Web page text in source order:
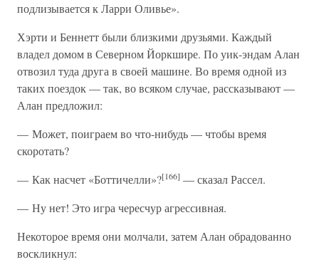
подлизывается к Ларри Оливье».
Хэрти и Беннетт были близкими друзьями. Каждый
владел домом в Северном Йоркшире. По уик-эндам Алан
отвозил туда друга в своей машине. Во время одной из
таких поездок — так, во всяком случае, рассказывают —
Алан предложил:
— Может, поиграем во что-нибудь — чтобы время
скоротать?
— Как насчет «Боттичелли»?[166] — сказал Рассел.
— Ну нет! Это игра чересчур агрессивная.
Некоторое время они молчали, затем Алан обрадованно
воскликнул: